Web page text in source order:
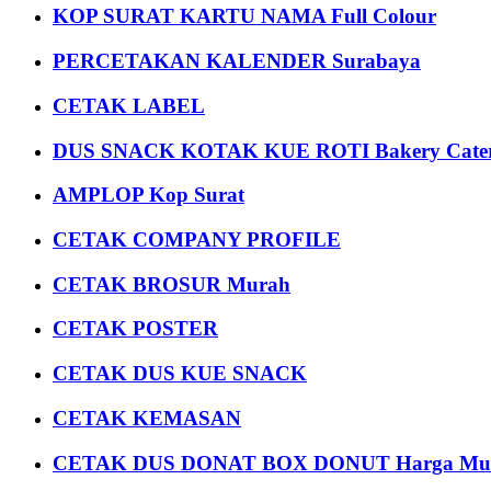
KOP SURAT KARTU NAMA Full Colour
PERCETAKAN KALENDER Surabaya
CETAK LABEL
DUS SNACK KOTAK KUE ROTI Bakery
AMPLOP Kop Surat
CETAK COMPANY PROFILE
CETAK BROSUR Murah
CETAK POSTER
CETAK DUS KUE SNACK
CETAK KEMASAN
CETAK DUS DONAT BOX DONUT Harga